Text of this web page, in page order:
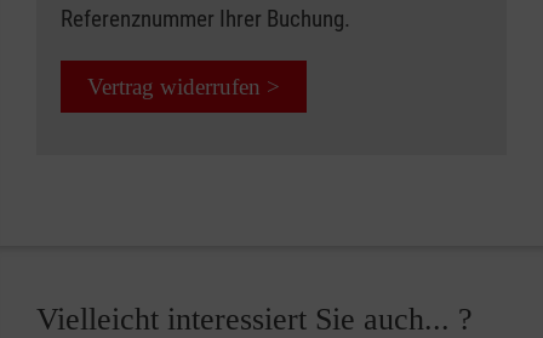
Referenznummer Ihrer Buchung.
Vertrag widerrufen >
Vielleicht interessiert Sie auch... ?